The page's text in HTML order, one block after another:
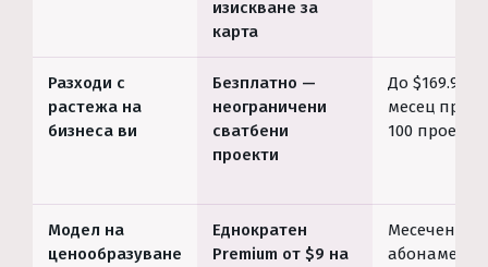
изискване за
карта
Разходи с
растежа на
бизнеса ви
Безплатно —
неограничени
сватбени
проекти
До $169.99/
месец при
100 проекта*
Модел на
ценообразуване
Еднократен
Premium от $9 на
Месечен
абонамент